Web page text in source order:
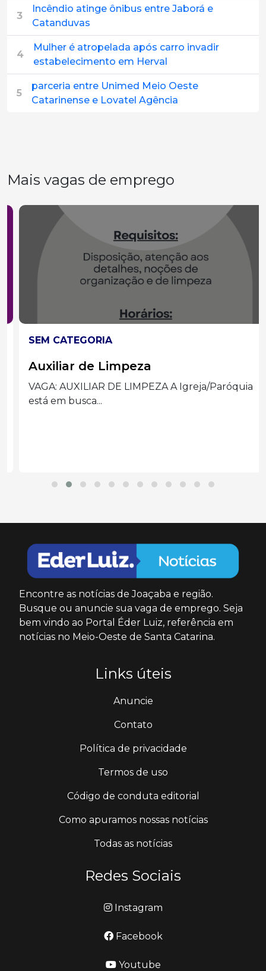
3
Incêndio atinge ônibus entre Jaborá e
Catanduvas
4
Mulher é atropelada após carro invadir
estabelecimento em Herval
5
parceria entre Unimed Meio Oeste
Catarinense e Lovatel Agência
Mais vagas de emprego
SEM CATEGORIA
Auxiliar de Limpeza
VAGA: AUXILIAR DE LIMPEZA A Igreja/Paróquia
está em busca...
Encontre as notícias de Joaçaba e região.
Busque ou anuncie sua vaga de emprego. Seja
bem vindo ao Portal Éder Luiz, referência em
notícias no Meio-Oeste de Santa Catarina.
Links úteis
Anuncie
Contato
Política de privacidade
Termos de uso
Código de conduta editorial
Como apuramos nossas notícias
Todas as notícias
Redes Sociais
Instagram
Facebook
Youtube